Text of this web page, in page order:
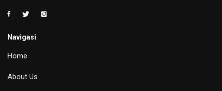
Navigasi
Home
About Us